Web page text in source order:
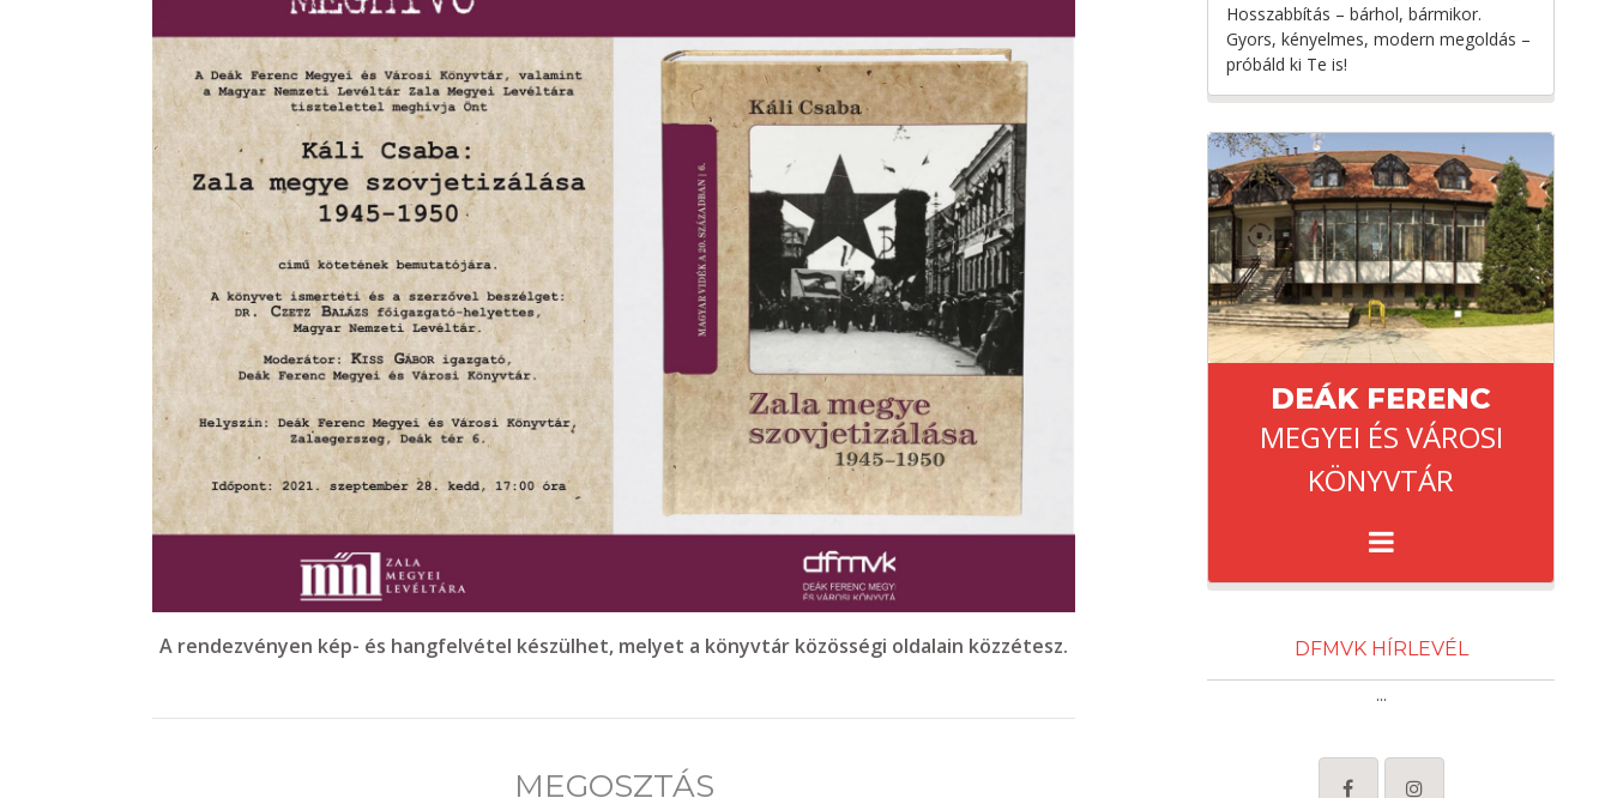
A rendezvényen kép- és hangfelvétel készülhet, melyet a könyvtár közösségi oldalain közzétesz.
MEGOSZTÁS
Hosszabbítás – bárhol, bármikor.
Gyors, kényelmes, modern megoldás –
próbáld ki Te is!
DEÁK FERENC
MEGYEI ÉS VÁROSI
KÖNYVTÁR
DFMVK HÍRLEVÉL
...